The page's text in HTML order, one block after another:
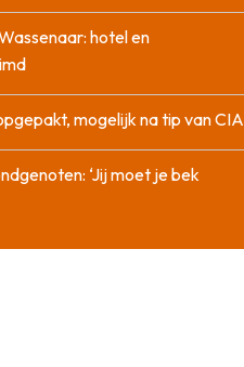
hotel en
mogelijk na tip van CIA
‘Jij moet je bek